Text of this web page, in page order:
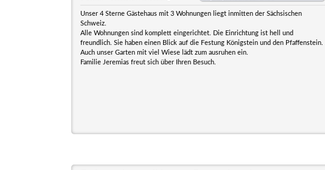
Unser 4 Sterne Gästehaus mit 3 Wohnungen liegt inmitten der Sächsischen
Schweiz.
Alle Wohnungen sind komplett eingerichtet. Die Einrichtung ist hell und
freundlich. Sie haben einen Blick auf die Festung Königstein und den Pfaffenstein.
Auch unser Garten mit viel Wiese lädt zum ausruhen ein.
Familie Jeremias freut sich über Ihren Besuch.